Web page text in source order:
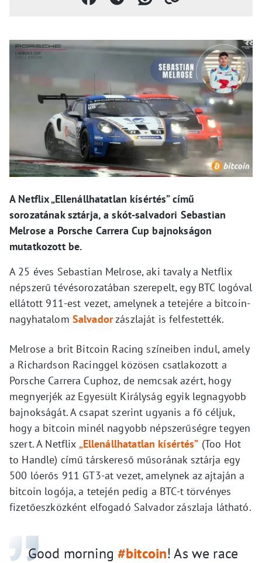
A Netflix „Ellenállhatatlan kísértés” című
sorozatának sztárja, a skót-salvadori Sebastian
Melrose a Porsche Carrera Cup bajnokságon
mutatkozott be.
A 25 éves Sebastian Melrose, aki tavaly a Netflix
népszerű tévésorozatában szerepelt, egy BTC logóval
ellátott 911-est vezet, amelynek a tetejére a bitcoin-
nagyhatalom Salvadorzászlaját is felfestették.
Melrose a brit Bitcoin Racing színeiben indul, amely
a Richardson Racinggel közösen csatlakozott a
Porsche Carrera Cuphoz, de nemcsak azért, hogy
megnyerjék az Egyesült Királyság egyik legnagyobb
bajnokságát. A csapat szerint ugyanis a fő céljuk,
hogy a bitcoin minél nagyobb népszerűségre tegyen
szert. A Netflix „Ellenállhatatlan kísértés” (Too Hot
to Handle) című társkereső műsorának sztárja egy
500 lóerős 911 GT3-at vezet, amelynek az ajtaján a
bitcoin logója, a tetején pedig a BTC-t törvényes
fizetőeszközként elfogadó Salvador zászlaja látható.
Good morning #bitcoin! As we race